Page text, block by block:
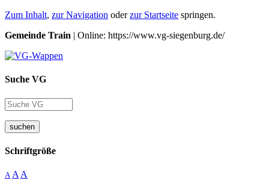
Zum Inhalt, zur Navigation oderzur Startseite springen.
Gemeinde Train | Online: https://www.vg-siegenburg.de/
Suche VG
suchen
Schriftgröße
A A A